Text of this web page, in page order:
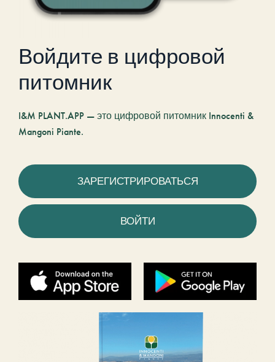
Войдите в цифровой
питомник
I&M PLANT.APP — это цифровой питомник Innocenti &
Mangoni Piante.
ЗАРЕГИСТРИРОВАТЬСЯ
ВОЙТИ